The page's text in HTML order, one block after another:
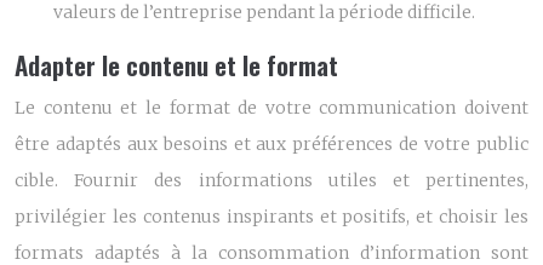
valeurs de l’entreprise pendant la période difficile.
Adapter le contenu et le format
Le contenu et le format de votre communication doivent
être adaptés aux besoins et aux préférences de votre public
cible. Fournir des informations utiles et pertinentes,
privilégier les contenus inspirants et positifs, et choisir les
formats adaptés à la consommation d’information sont